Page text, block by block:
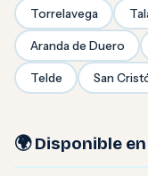
Torrelavega
Aranda de Duero
Telde San
🌍 Disponible